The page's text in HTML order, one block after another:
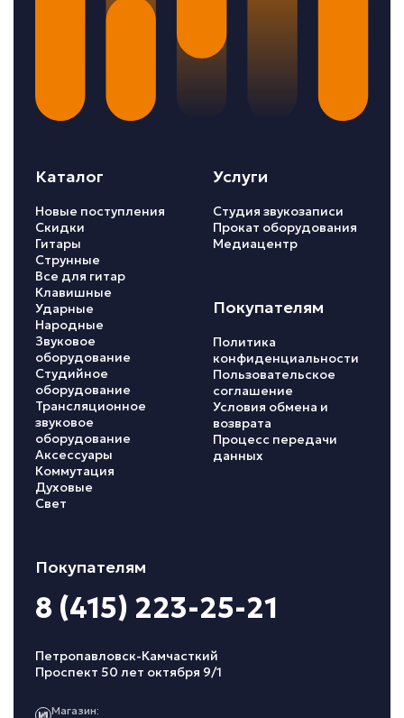
Каталог
Новые поступления
Скидки
Гитары
Струнные
Все для гитар
Клавишные
Ударные
Народные
Звуковое
оборудование
Студийное
оборудование
Трансляционное
звуковое
оборудование
Аксессуары
Коммутация
Духовые
Свет
Услуги
Студия звукозаписи
Прокат оборудования
Медиацентр
Покупателям
Политика
конфиденциальности
Пользовательское
соглашение
Условия обмена и
возврата
Процесс передачи
данных
Покупателям
8 (415) 223-25-21
Петропавловск-Камчасткий
Проспект 50 лет октября 9/1
Магазин: